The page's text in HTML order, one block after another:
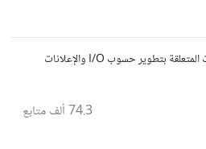
مجتمع لطرح الشكاوي والإقتراحات المتعلقة بتطوير حسوب I/O والإعلانات
74.3 ألف متابع